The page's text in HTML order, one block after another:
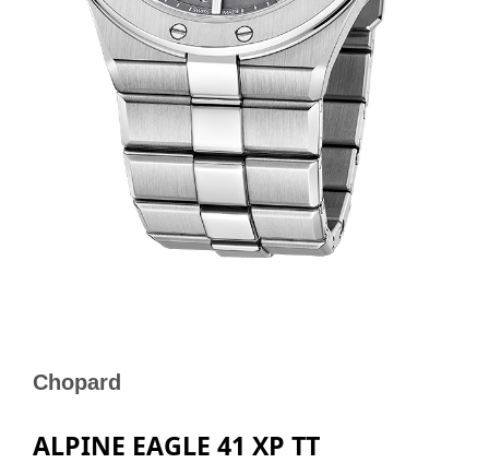
Chopard
ALPINE EAGLE 41 XP TT